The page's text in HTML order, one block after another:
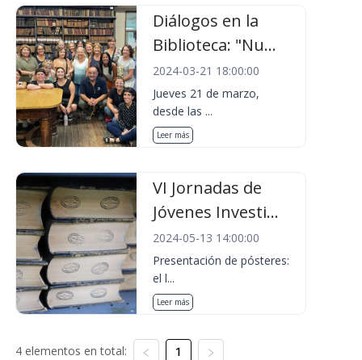
Diálogos en la
Biblioteca: "Nu...
2024-03-21 18:00:00
Jueves 21 de marzo,
desde las ...
Leer más
VI Jornadas de
Jóvenes Investi...
2024-05-13 14:00:00
Presentación de pósteres:
el l...
Leer más
4 elementos en total: 1